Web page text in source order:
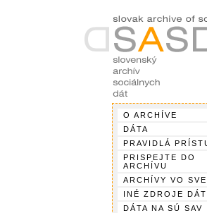
O ARCHÍVE
DÁTA
PRAVIDLÁ
PRISPEJTE DO
ARCHÍVU
ARCHÍVY VO
INÉ ZDROJE DÁT
DÁTA NA SÚ SAV